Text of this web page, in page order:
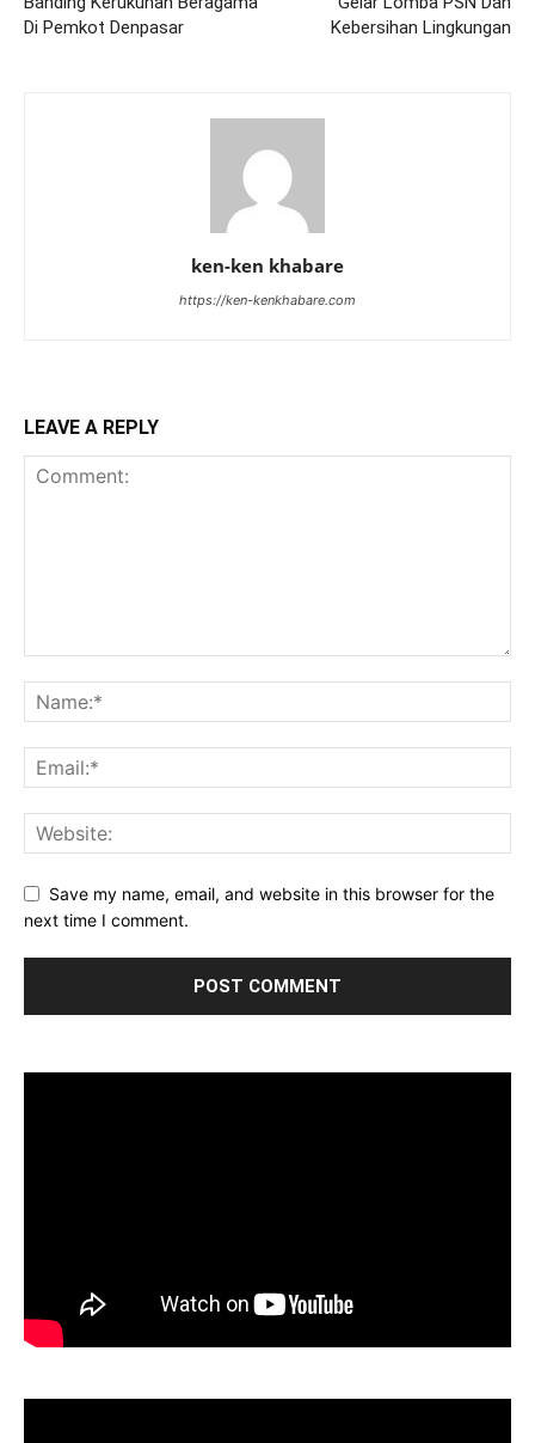
Di Pemkot Denpasar
Kebersihan Lingkungan
ken-ken khabare
https://ken-kenkhabare.com
LEAVE A REPLY
Save my name, email, and website in this browser for the
next time I comment.